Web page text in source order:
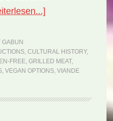
grillée
(Rezept)
GABUN
, CULTURAL HISTORY,
FREE, GRILLED MEAT,
, VEGAN OPTIONS, VIANDE